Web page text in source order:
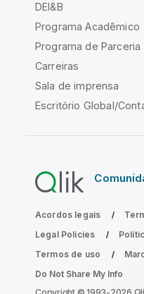
DEI&B
Programa Acadêmico
Programa de Parceria
Carreiras
Sala de imprensa
Escritório Global/
Acordos legais
Legal Policies
Termos de uso
Do Not Share My Info